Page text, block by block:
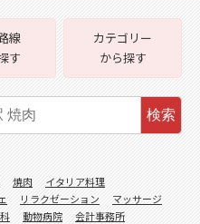
線
す
カテゴリー
から探す
検索
焼肉
イタリア料理
リラクゼーション
マッサージ
動物病院
会計事務所